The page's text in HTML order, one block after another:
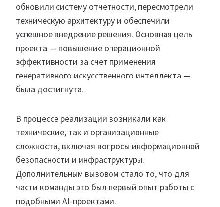
обновили систему отчетности, пересмотрели
техническую архитектуру и обеспечили
успешное внедрение решения. Основная цель
проекта — повышение операционной
эффективности за счет применения
генеративного искусственного интеллекта —
была достигнута.
В процессе реализации возникали как
технические, так и организационные
сложности, включая вопросы информационной
безопасности и инфраструктуры.
Дополнительным вызовом стало то, что для
части команды это был первый опыт работы с
подобными AI-проектами.